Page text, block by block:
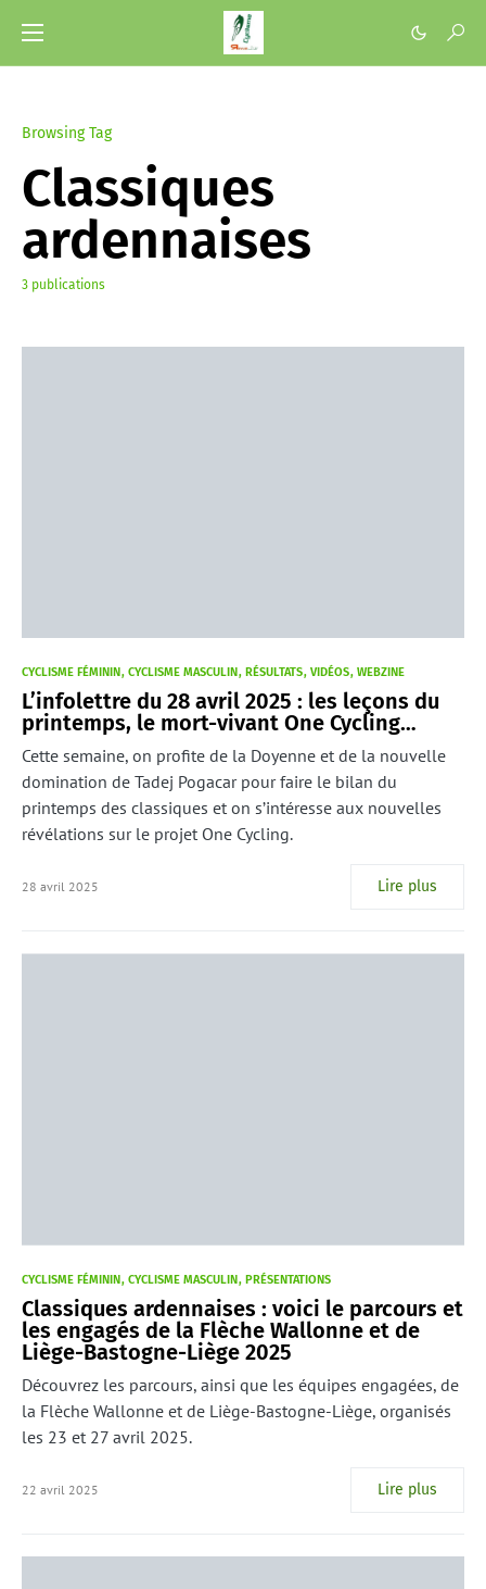
Browsing Tag
Classiques
ardennaises
3 publications
CYCLISME FÉMININ CYCLISME MASCULIN RÉSULTATS VIDÉOS WEBZINE
L’infolettre du 28 avril 2025 : les leçons du
printemps, le mort-vivant One Cycling…
Cette semaine, on profite de la Doyenne et de la nouvelle
domination de Tadej Pogacar pour faire le bilan du
printemps des classiques et on s’intéresse aux nouvelles
révélations sur le projet One Cycling.
28 avril 2025 Lire plus
CYCLISME FÉMININ CYCLISME MASCULIN PRÉSENTATIONS
Classiques ardennaises : voici le parcours et
les engagés de la Flèche Wallonne et de
Liège-Bastogne-Liège 2025
Découvrez les parcours, ainsi que les équipes engagées, de
la Flèche Wallonne et de Liège-Bastogne-Liège, organisés
les 23 et 27 avril 2025.
22 avril 2025 Lire plus